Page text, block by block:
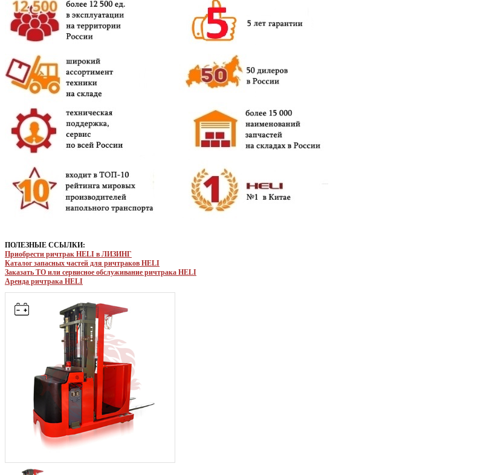
ПОЛЕЗНЫЕ ССЫЛКИ:
Приобрести ричтрак HELI в ЛИЗИНГ
Каталог запасных частей для ричтраков HELI
Заказать ТО или сервисное обслуживание ричтрака HELI
Аренда ричтрака HELI